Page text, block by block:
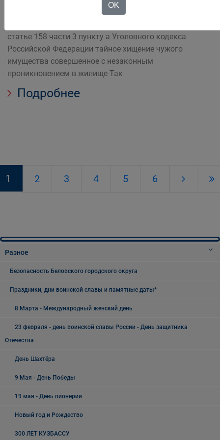
статье 158 части 3 пункту а Уголовного кодекса
Российской Федерации тайное хищение чужого
имущества совершенное с незаконным
проникновением в жилище Так
Подробнее
1 2 3 4 5 6
Разное
Безопасность Беловского городского округа
Праздники, дни воинской славы и памятные даты*
8 Марта - Международный женский день
23 февраля - день воинской славы России - День защитника
Отечества
День Шахтёра
9 Мая - День Победы
19 мая - День пионерии
Новый год и Рождество
300 ЛЕТ КУЗБАССУ
OK